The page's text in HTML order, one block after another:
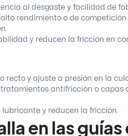
al desgaste y facilidad de
rendimiento o de
y reducen la fricción en
recto y ajuste a presión en la
antifricción o capas
y reducen la fricción.
en las guías